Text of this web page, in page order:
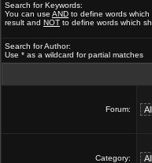
Search for Keywords:
You can use AND to define words which
result and NOT to define words which
Search for Author:
Use * as a wildcard for partial matches
Forum:
Category: